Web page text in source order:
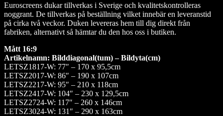
Euroscreens dukar tillverkas i Sverige och kvalitetskontrolleras
noggrant. De tillverkas på beställning vilket innebär en leveranstid
på cirka två veckor. Duken levereras hem till dig direkt från
fabriken, alternativt så hämtar du den hos oss i butiken.
Mått 16:9
Artikelnamn: Bilddiagonal(tum) – Bildyta(cm)
LETSZ1817-W: 77″ – 170 x 95,5cm
LETSZ2017-W: 86″ – 190 x 107cm
LETSZ2217-W: 95″ – 210 x 118cm
LETSZ2417-W: 104″ – 230 x 129,5cm
LETSZ2724-W: 117″ – 260 x 146cm
LETSZ3024-W: 131″ – 290 x 163cm